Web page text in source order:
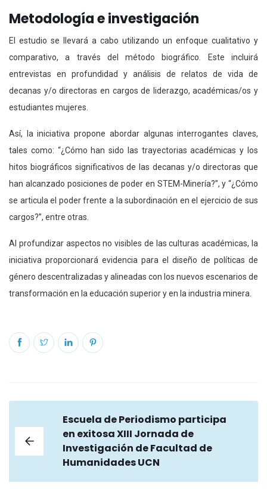
Metodología e investigación
El estudio se llevará a cabo utilizando un enfoque cualitativo y
comparativo, a través del método biográfico. Este incluirá
entrevistas en profundidad y análisis de relatos de vida de
decanas y/o directoras en cargos de liderazgo, académicas/os y
estudiantes mujeres.
Así, la iniciativa propone abordar algunas interrogantes claves,
tales como: “¿Cómo han sido las trayectorias académicas y los
hitos biográficos significativos de las decanas y/o directoras que
han alcanzado posiciones de poder en STEM-Minería?”, y “¿Cómo
se articula el poder frente a la subordinación en el ejercicio de sus
cargos?”, entre otras.
Al profundizar aspectos no visibles de las culturas académicas, la
iniciativa proporcionará evidencia para el diseño de políticas de
género descentralizadas y alineadas con los nuevos escenarios de
transformación en la educación superior y en la industria minera.
Escuela de Periodismo participa
en exitosa XIII Jornada de
Investigación de Facultad de
Humanidades UCN